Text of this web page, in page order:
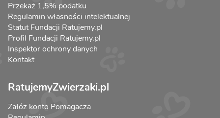
Przekaż 1,5% podatku
Regulamin własności intelektualnej
Statut Fundacji Ratujemy.pl
Profil Fundacji Ratujemy.pl
Inspektor ochrony danych
Kontakt
RatujemyZwierzaki.pl
Załóż konto Pomagacza